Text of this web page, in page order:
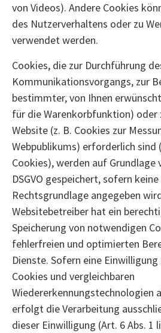
von Videos). Andere Cookies
des Nutzerverhaltens oder zu
verwendet werden.
Cookies, die zur Durchführung
Kommunikationsvorgangs, zur
bestimmter, von Ihnen
für die Warenkorbfunktion) oder
Website (z. B. Cookies zur
Webpublikums) erforderlich sind
Cookies), werden auf Grundlage
DSGVO gespeichert, sofern
Rechtsgrundlage angegeben
Websitebetreiber hat ein
Speicherung von notwendigen
fehlerfreien und optimierten
Dienste. Sofern eine Einwilligung
Cookies und vergleichbaren
Wiedererkennungstechnologien
erfolgt die Verarbeitung
dieser Einwilligung (Art. 6 Abs. 1